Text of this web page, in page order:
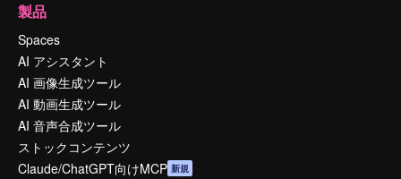
製品
Spaces
AI アシスタント
AI 画像生成ツール
AI 動画生成ツール
AI 音声合成ツール
ストックコンテンツ
Claude/ChatGPT向けMCP 新規